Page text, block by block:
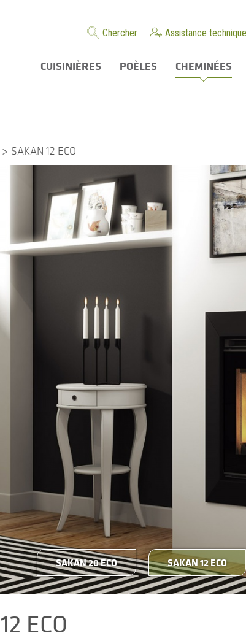
Chercher Assistance technique
CUISINIÈRES POÈLES CHEMINÉES
SAKAN 12 ECO
SAKAN 20 ECO SAKAN 12 ECO
ECO